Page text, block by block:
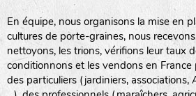
En équipe, nous organisons la mise en
cultures de porte-graines, nous
nettoyons, les trions, vérifions leur taux
conditionnons et les vendons en France
des particuliers (jardiniers, associations,